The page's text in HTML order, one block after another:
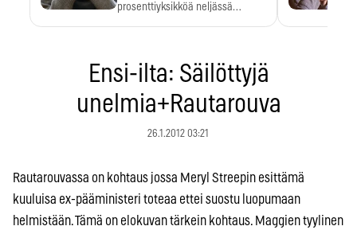
prosenttiyksikköä neljässä
Ensi-ilta: Säilöttyjä
unelmia+Rautarouva
26.1.2012 03:21
Rautarouvassa on kohtaus jossa Meryl Streepin esittämä
kuuluisa ex-pääministeri toteaa ettei suostu luopumaan
helmistään. Tämä on elokuvan tärkein kohtaus. Maggien tyylinen